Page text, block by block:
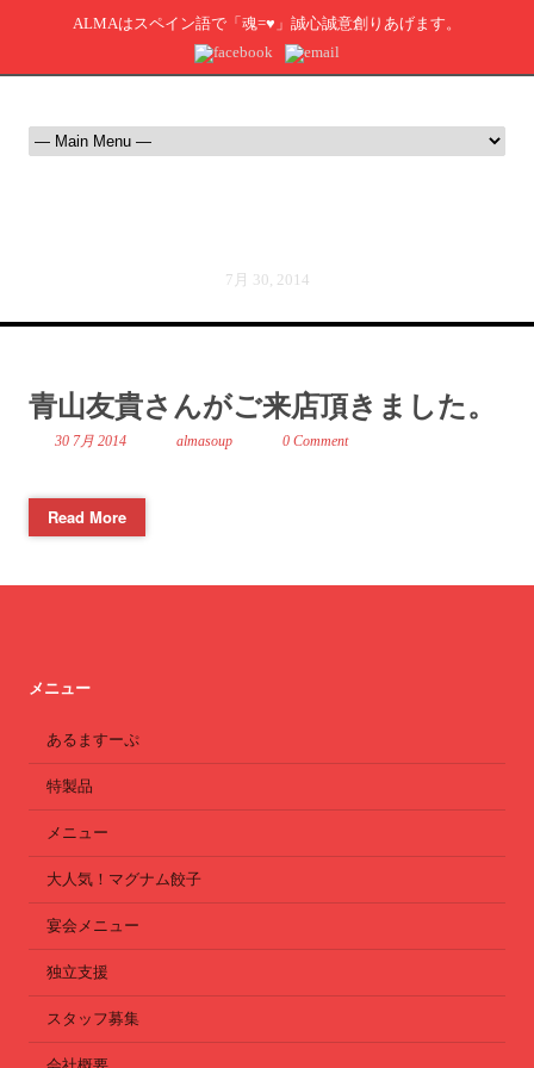
ALMAはスペイン語で「魂=♥」誠心誠意創りあげます。
7月 30, 2014
青山友貴さんがご来店頂きました。
30 7月 2014 almasoup 0 Comment
Read More
メニュー
あるますーぷ
特製品
メニュー
大人気！マグナム餃子
宴会メニュー
独立支援
スタッフ募集